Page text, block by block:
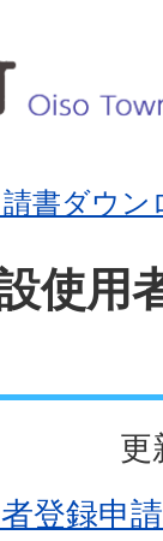
書ダウン
使用
更
登録申